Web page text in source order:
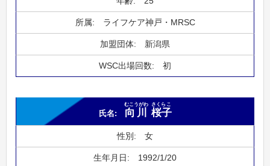
ライフケア神戸・MRSC
新潟県
初
向川
むこうがわ
桜子
さくらこ
女
1992/1/20